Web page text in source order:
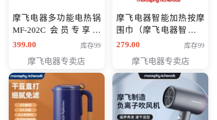
摩飞电器多功能电热锅
MF-202C 会员专享价
269元
399.00 库存99
摩飞电器专卖店
摩飞电器智能加热按摩
围巾（摩飞电器智能加
热按摩围脖） 会员专享
279.00 库存99
摩飞电器专卖店